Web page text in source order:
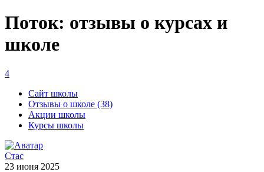
Поток: отзывы о курсах и
школе
4
Сайт школы
Отзывы о школе (38)
Акции школы
Курсы школы
Стас
23 июня 2025